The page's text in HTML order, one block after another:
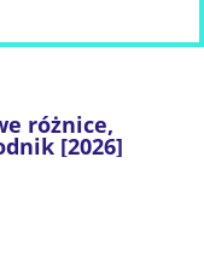
różnice,
[2026]